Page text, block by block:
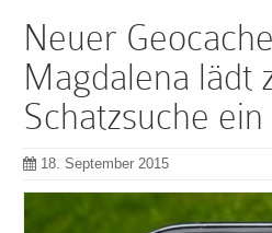
Neuer
Magdalena lädt
Schatzsuche ein
18. September 2015